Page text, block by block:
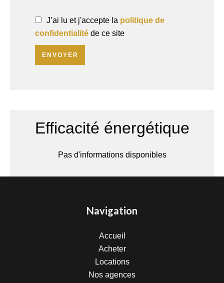
J’ai lu et j'accepte la politique de
confidentialité de ce site
ENVOYER
Efficacité énergétique
Pas d'informations disponibles
Navigation
Accueil
Acheter
Locations
Nos agences